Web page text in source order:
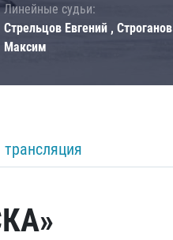
Линейные судьи:
Стрельцов Евгений , Строганов
Максим
трансляция